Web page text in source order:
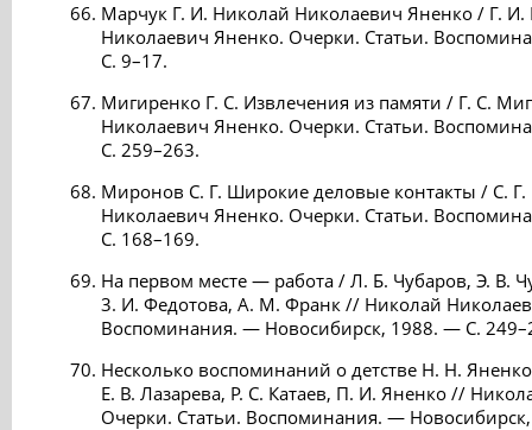
Марчук Г. И. Николай Николаевич Яненко / Г.
Николаевич Яненко. Очерки. Статьи.
С. 9–17.
Мигиренко Г. С. Извлечения из памяти / Г. С.
Николаевич Яненко. Очерки. Статьи.
С. 259–263.
Миронов С. Г. Широкие деловые контакты / С.
Николаевич Яненко. Очерки. Статьи.
С. 168–169.
На первом месте — работа / Л. Б. Чубаров, Э. В.
3. И. Федотова, А. М. Франк // Николай
Воспоминания. — Новосибирск, 1988. — С.
Несколько воспоминаний о детстве Н. Н.
Е. В. Лазарева, Р. С. Катаев, П. И. Яненко //
Очерки. Статьи. Воспоминания. —